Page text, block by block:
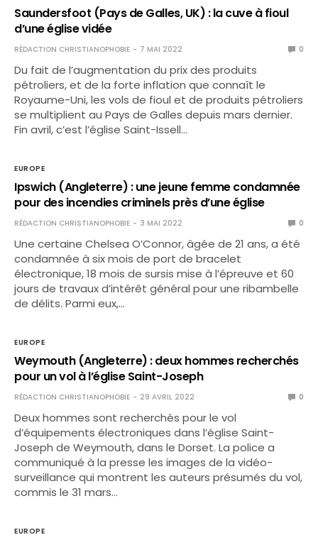
Saundersfoot (Pays de Galles, UK) : la cuve à fioul
d’une église vidée
RÉDACTION CHRISTIANOPHOBIE 7 MAI 2022 0
Du fait de l’augmentation du prix des produits
pétroliers, et de la forte inflation que connaît le
Royaume-Uni, les vols de fioul et de produits pétroliers
se multiplient au Pays de Galles depuis mars dernier.
Fin avril, c’est l’église Saint-Issell…
EUROPE
Ipswich (Angleterre) : une jeune femme condamnée
pour des incendies criminels près d’une église
RÉDACTION CHRISTIANOPHOBIE 3 MAI 2022 0
Une certaine Chelsea O’Connor, âgée de 21 ans, a été
condamnée à six mois de port de bracelet
électronique, 18 mois de sursis mise à l’épreuve et 60
jours de travaux d’intérêt général pour une ribambelle
de délits. Parmi eux,…
EUROPE
Weymouth (Angleterre) : deux hommes recherchés
pour un vol à l’église Saint-Joseph
RÉDACTION CHRISTIANOPHOBIE 29 AVRIL 2022 0
Deux hommes sont recherchés pour le vol
d’équipements électroniques dans l’église Saint-
Joseph de Weymouth, dans le Dorset. La police a
communiqué à la presse les images de la vidéo-
surveillance qui montrent les auteurs présumés du vol,
commis le 31 mars…
EUROPE